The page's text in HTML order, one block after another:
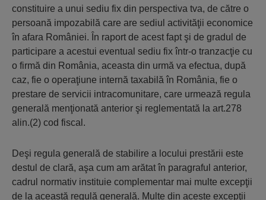
constituire a unui sediu fix din perspectiva tva, de către o
persoană impozabilă care are sediul activităţii economice
în afara României. În raport de acest fapt şi de gradul de
participare a acestui eventual sediu fix într-o tranzacţie cu
o firmă din România, aceasta din urmă va efectua, după
caz, fie o operaţiune internă taxabilă în România, fie o
prestare de servicii intracomunitare, care urmează regula
generală menţionată anterior şi reglementată la art.278
alin.(2) cod fiscal.
Deşi regula generală de stabilire a locului prestării este
destul de clară, aşa cum am arătat în paragraful anterior,
cadrul normativ instituie complementar mai multe excepţii
de la această regulă generală. Multe din aceste excepţii